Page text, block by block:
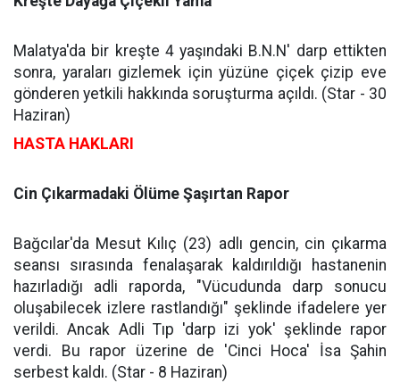
Malatya'da bir kreşte 4 yaşındaki B.N.N' darp ettikten
sonra, yaraları gizlemek için yüzüne çiçek çizip eve
gönderen yetkili hakkında soruşturma açıldı. (Star - 30
Haziran)
HASTA HAKLARI
Cin Çıkarmadaki Ölüme Şaşırtan Rapor
Bağcılar'da Mesut Kılıç (23) adlı gencin, cin çıkarma
seansı sırasında fenalaşarak kaldırıldığı hastanenin
hazırladığı adli raporda, "Vücudunda darp sonucu
oluşabilecek izlere rastlandığı" şeklinde ifadelere yer
verildi. Ancak Adli Tıp 'darp izi yok' şeklinde rapor
verdi. Bu rapor üzerine de 'Cinci Hoca' İsa Şahin
serbest kaldı. (Star - 8 Haziran)